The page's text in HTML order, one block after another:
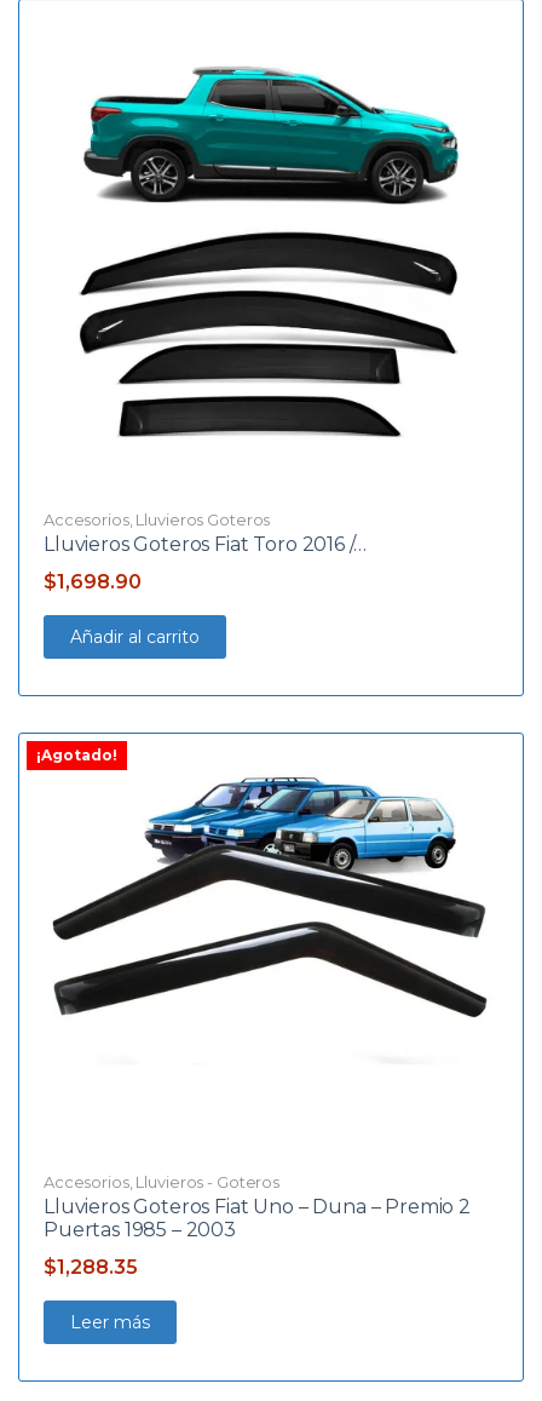
Accesorios, Lluvieros Goteros
Lluvieros Goteros Fiat Toro 2016 /…
$1,698.90
Añadir al carrito
¡Agotado!
Accesorios, Lluvieros - Goteros
Lluvieros Goteros Fiat Uno – Duna – Premio 2
Puertas 1985 – 2003
$1,288.35
Leer más